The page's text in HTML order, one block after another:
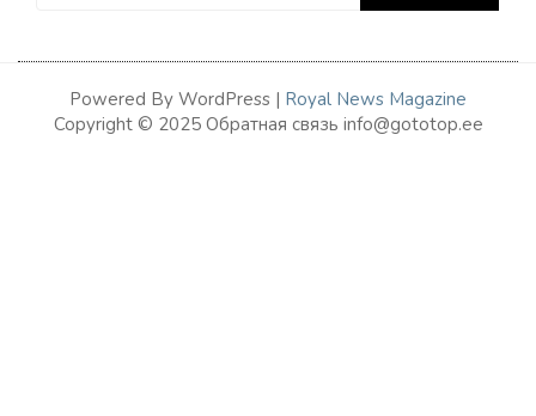
Powered By WordPress | Royal News Magazine
Copyright © 2025 Обратная связь info@gototop.ee